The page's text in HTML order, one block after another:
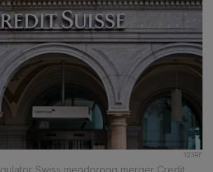
123RF
Swiss mendorong merger Credit